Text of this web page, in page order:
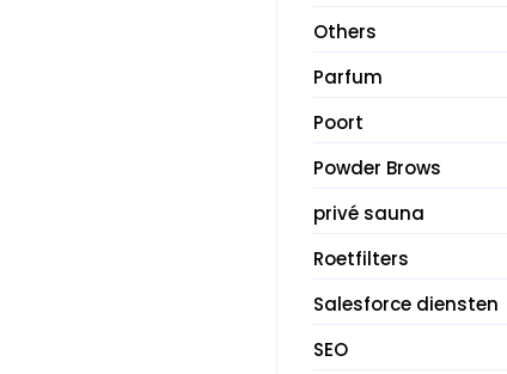
Others
Parfum
Poort
Powder Brows
privé sauna
Roetfilters
Salesforce diensten
SEO